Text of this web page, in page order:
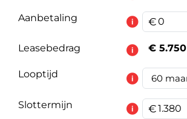
Aanbetaling
Leasebedrag € 5.750
Looptijd
Slottermijn